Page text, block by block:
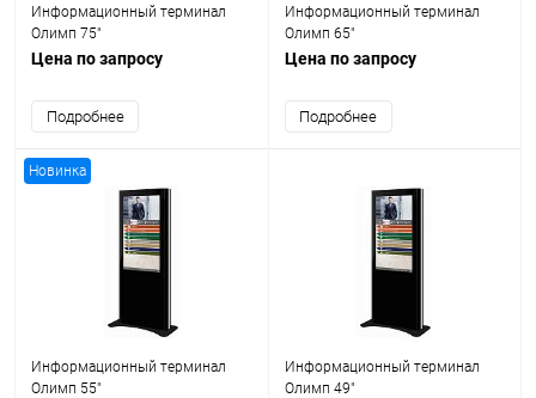
Информационный терминал
Олимп 75"
Цена по запросу
Подробнее
Информационный терминал
Олимп 65"
Цена по запросу
Подробнее
Новинка
Информационный терминал
Олимп 55"
Информационный терминал
Олимп 49"